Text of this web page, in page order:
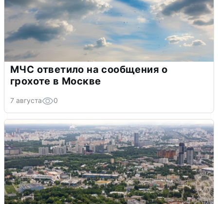
МЧС ответило на сообщения о
грохоте в Москве
7 августа 0